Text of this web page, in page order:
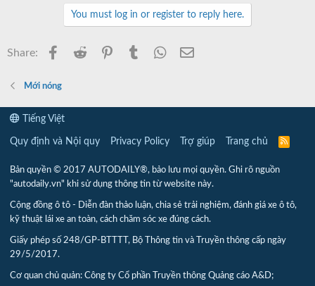
You must log in or register to reply here.
Share: Facebook
Reddit PinterestTumblr WhatsApp
Mới nóng
Tiếng Việt
Quy định và Nội quy Privacy Policy Trợ giúp Trang chủ
R
Bản quyền © 2017 AUTODAILY®, bảo lưu mọi quyền. Ghi rõ nguồn
"autodaily.vn" khi sử dụng thông tin từ website này.
Cộng đồng ô tô - Diễn đàn thảo luận, chia sẻ trải nghiệm, đánh giá xe ô tô,
kỹ thuật lái xe an toàn, cách chăm sóc xe đúng cách.
Giấy phép số 248/GP-BTTTT, Bộ Thông tin và Truyền thông cấp ngày
29/5/2017.
Cơ quan chủ quản: Công ty Cổ phần Truyền thông Quảng cáo A&D;